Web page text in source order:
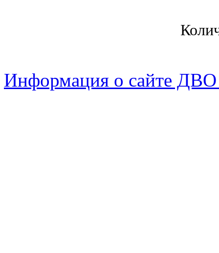
Информация о сайте